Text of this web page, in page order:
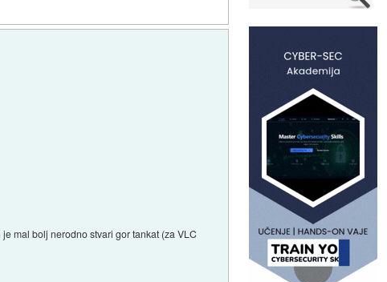
mal bolj nerodno stvari gor tankat (za VLC